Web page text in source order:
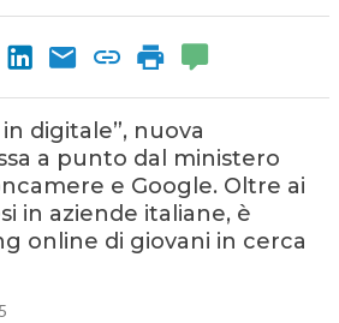
digitale”, nuova
a punto dal ministero
e Google. Oltre ai
in aziende italiane, è
online di giovani in cerca